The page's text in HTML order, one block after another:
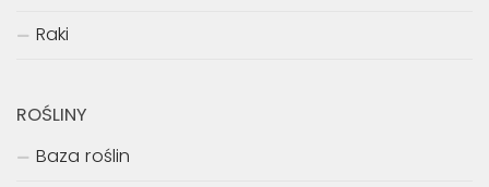
Raki
ROŚLINY
Baza roślin